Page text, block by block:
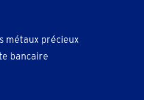
métaux précieux
bancaire